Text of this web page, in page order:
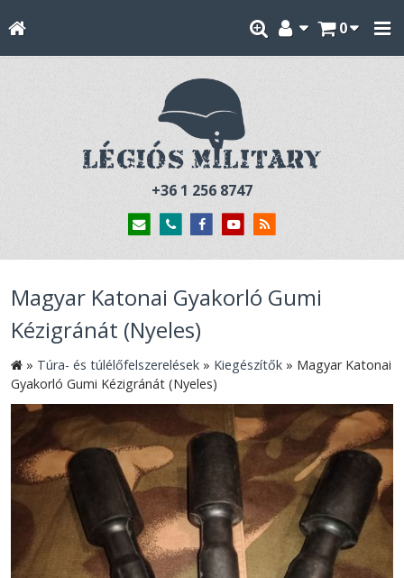
0
+36 1 256 8747
Magyar Katonai Gyakorló Gumi
Kézigránát (Nyeles)
» Túra- és túlélőfelszerelések » Kiegészítők » Magyar Katonai
Gyakorló Gumi Kézigránát (Nyeles)